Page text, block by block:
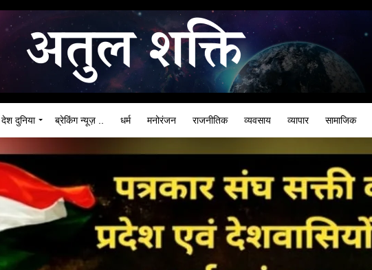
देश दुनिया ब्रेकिंग न्यूज़ .. धर्म मनोरंजन राजनीतिक व्यवसाय व्यापार सामाजिक